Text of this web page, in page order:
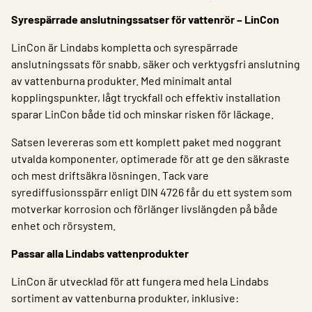
Logga in
Choose languge
Sweden
Syrespärrade anslutningssatser för vattenrör – LinCon
LinCon är Lindabs kompletta och syrespärrade
anslutningssats för snabb, säker och verktygsfri anslutning
av vattenburna produkter. Med minimalt antal
kopplingspunkter, lågt tryckfall och effektiv installation
sparar LinCon både tid och minskar risken för läckage.
Satsen levereras som ett komplett paket med noggrant
utvalda komponenter, optimerade för att ge den säkraste
och mest driftsäkra lösningen. Tack vare
syrediffusionsspärr enligt DIN 4726 får du ett system som
motverkar korrosion och förlänger livslängden på både
enhet och rörsystem.
Passar alla Lindabs vattenprodukter
LinCon är utvecklad för att fungera med hela Lindabs
sortiment av vattenburna produkter, inklusive: